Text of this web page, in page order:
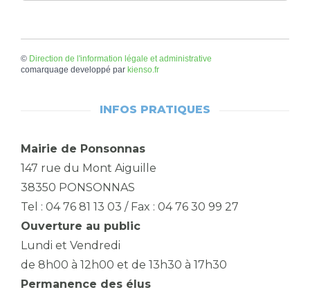
© Direction de l'information légale et administrative
comarquage developpé par kienso.fr
INFOS PRATIQUES
Mairie de Ponsonnas
147 rue du Mont Aiguille
38350 PONSONNAS
Tel : 04 76 81 13 03 / Fax : 04 76 30 99 27
Ouverture au public
Lundi et Vendredi
de 8h00 à 12h00 et de 13h30 à 17h30
Permanence des élus